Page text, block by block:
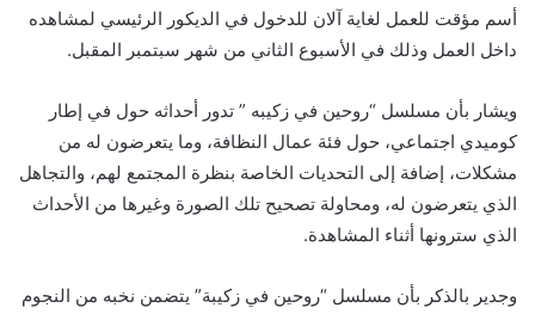
أسم مؤقت للعمل لغاية آلان للدخول في الديكور الرئيسي لمشاهده
داخل العمل وذلك في الأسبوع الثاني من شهر سبتمبر المقبل.
ويشار بأن مسلسل “روحين في زكيبه ” تدور أحداثه حول في إطار
كوميدي اجتماعي، حول فئة عمال النظافة، وما يتعرضون له من
مشكلات، إضافة إلى التحديات الخاصة بنظرة المجتمع لهم، والتجاهل
الذي يتعرضون له، ومحاولة تصحيح تلك الصورة وغيرها من الأحداث
الذي سترونها أثناء المشاهدة.
وجدير بالذكر بأن مسلسل “روحين في زكيبة” يتضمن نخبه من النجوم